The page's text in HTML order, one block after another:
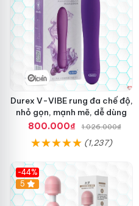
Durex V-VIBE rung đa chế độ,
nhỏ gọn, mạnh mẽ, dễ dùng
800.000₫
1.026.000₫
(1,237)
-44%
Hot
5